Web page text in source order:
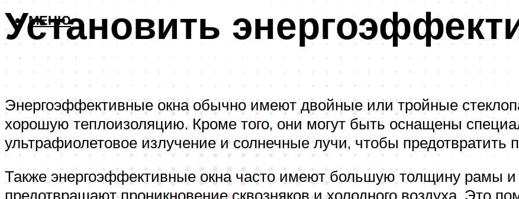
МЕНЮ
Установить
Энергоэффективные окна обычно имеют двойные или тройные
хорошую теплоизоляцию. Кроме того, они могут быть оснащены
ультрафиолетовое излучение и солнечные лучи, чтобы предотвратить
Также энергоэффективные окна часто имеют большую толщину рамы
предотвращают проникновение сквозняков и холодного воздуха. Это